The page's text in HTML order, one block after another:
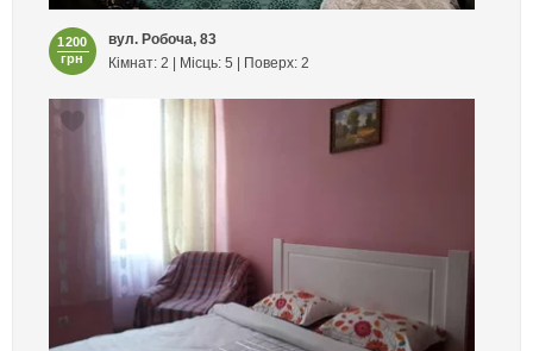
1200
грн
вул. Робоча, 83
Кімнат: 2 | Місць: 5 | Поверх: 2